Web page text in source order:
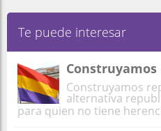
Te puede interesar
Construyamos
alternativa
para quien no tiene